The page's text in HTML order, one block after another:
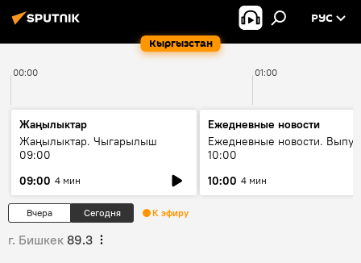
Кыргызстан
РУС
00:00 01:00
Жаңылыктар
Жаңылыктар. Чыгарылыш
09:00
09:00 4 мин
Ежедневные новости
Ежедневные новости.
10:00
10:00 4 мин
Вчера Сегодня К эфиру
г. Бишкек 89.3